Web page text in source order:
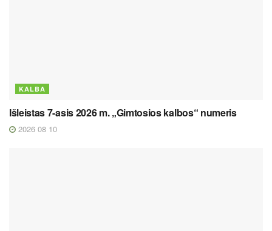
KALBA
Išleistas 7-asis 2026 m. „Gimtosios kalbos“ numeris
2026 08 10